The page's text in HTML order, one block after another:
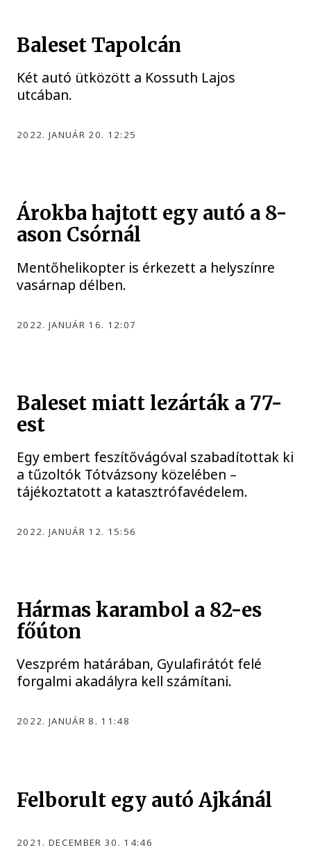
Baleset Tapolcán
Két autó ütközött a Kossuth Lajos
utcában.
2022. JANUÁR 20. 12:25
Árokba hajtott egy autó a 8-
ason Csórnál
Mentőhelikopter is érkezett a helyszínre
vasárnap délben.
2022. JANUÁR 16. 12:07
Baleset miatt lezárták a 77-
est
Egy embert feszítővágóval szabadítottak ki
a tűzoltók Tótvázsony közelében –
tájékoztatott a katasztrófavédelem.
2022. JANUÁR 12. 15:56
Hármas karambol a 82-es
főúton
Veszprém határában, Gyulafirátót felé
forgalmi akadályra kell számítani.
2022. JANUÁR 8. 11:48
Felborult egy autó Ajkánál
2021. DECEMBER 30. 14:46